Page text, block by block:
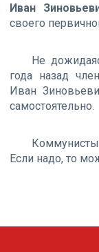
Иван
своего
Не
года назад
Иван
самостоятельно.
Если надо, то